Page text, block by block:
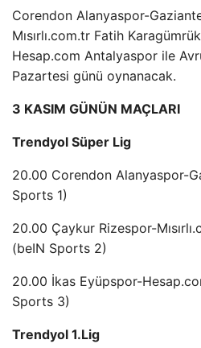
Corendon Alanyaspor-
Mısırlı.com.tr Fatih
Hesap.com Antalyaspor ile
Pazartesi günü oynanacak.
3 KASIM GÜNÜN MAÇLARI
Trendyol Süper Lig
20.00 Corendon Alanyaspor-
Sports 1)
20.00 Çaykur Rizespor-
(beIN Sports 2)
20.00 İkas Eyüpspor-
Sports 3)
Trendyol 1.Lig